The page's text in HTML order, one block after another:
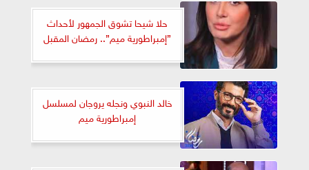
حلا شيحا تشوق الجمهور لأحداث
”إمبراطورية ميم”.. رمضان المقبل
خالد النبوي ونجله يروجان لمسلسل
إمبراطورية ميم